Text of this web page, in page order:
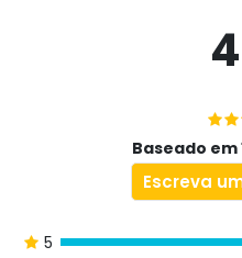
Baseado em
Escreva
5